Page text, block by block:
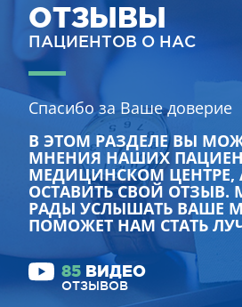
ОТЗЫВЫ
ПАЦИЕНТОВ О НАС
Спасибо за Ваше доверие
В ЭТОМ РАЗДЕЛЕ ВЫ
МНЕНИЯ НАШИХ
МЕДИЦИНСКОМ ЦЕНТРЕ,
ОСТАВИТЬ СВОЙ ОТЗЫВ.
РАДЫ УСЛЫШАТЬ ВАШЕ
ПОМОЖЕТ НАМ СТАТЬ
85 ВИДЕО
ОТЗЫВОВ